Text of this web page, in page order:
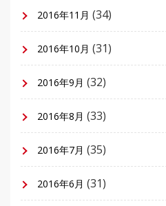
2016年11月 (34)
2016年10月 (31)
2016年9月 (32)
2016年8月 (33)
2016年7月 (35)
2016年6月 (31)